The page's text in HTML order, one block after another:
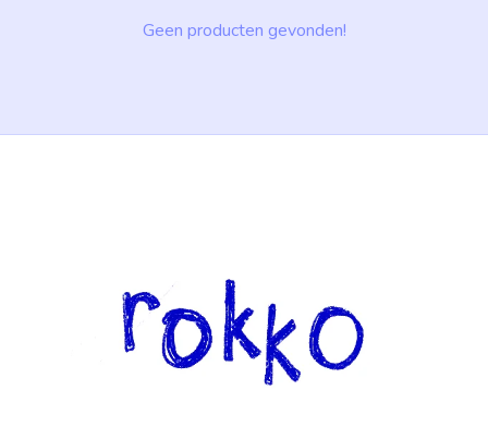
Geen producten gevonden!